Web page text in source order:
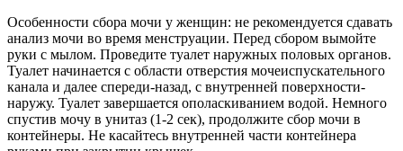
Особенности сбора мочи у женщин: не рекомендуется сдавать
анализ мочи во время менструации. Перед сбором вымойте
руки с мылом. Проведите туалет наружных половых органов.
Туалет начинается с области отверстия мочеиспускательного
канала и далее спереди-назад, с внутренней поверхности-
наружу. Туалет завершается ополаскиванием водой. Немного
спустив мочу в унитаз (1-2 сек), продолжите сбор мочи в
контейнеры. Не касайтесь внутренней части контейнера